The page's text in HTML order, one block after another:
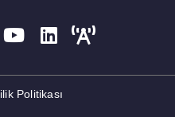
Politikası